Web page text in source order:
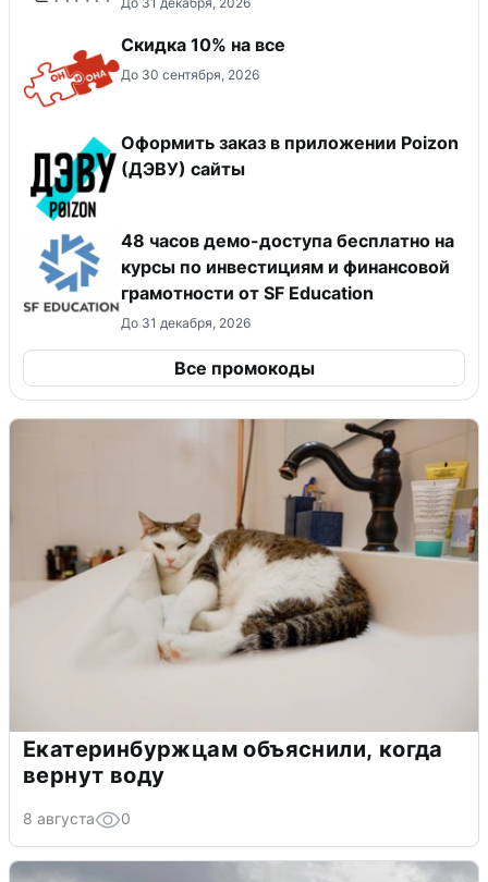
Скидка 10% на все
До 30 сентября, 2026
Оформить заказ в приложении Poizon
(ДЭВУ) сайты
48 часов демо-доступа бесплатно на
курсы по инвестициям и финансовой
грамотности от SF Education
До 31 декабря, 2026
Все промокоды
Екатеринбуржцам объяснили, когда
вернут воду
8 августа 0